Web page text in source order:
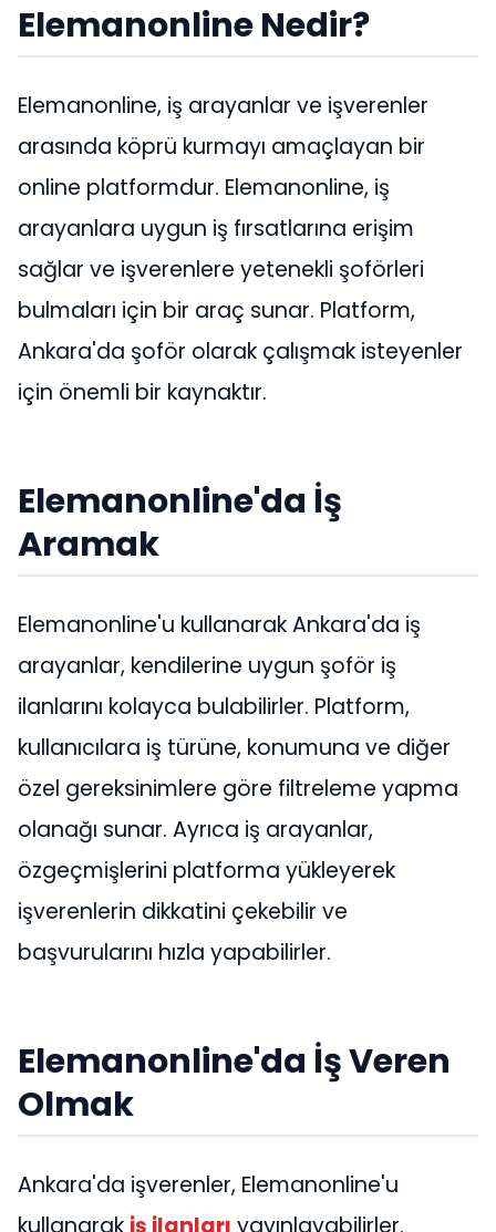
Elemanonline Nedir?
Elemanonline, iş arayanlar ve işverenler
arasında köprü kurmayı amaçlayan bir
online platformdur. Elemanonline, iş
arayanlara uygun iş fırsatlarına erişim
sağlar ve işverenlere yetenekli şoförleri
bulmaları için bir araç sunar. Platform,
Ankara'da şoför olarak çalışmak isteyenler
için önemli bir kaynaktır.
Elemanonline'da İş
Aramak
Elemanonline'u kullanarak Ankara'da iş
arayanlar, kendilerine uygun şoför iş
ilanlarını kolayca bulabilirler. Platform,
kullanıcılara iş türüne, konumuna ve diğer
özel gereksinimlere göre filtreleme yapma
olanağı sunar. Ayrıca iş arayanlar,
özgeçmişlerini platforma yükleyerek
işverenlerin dikkatini çekebilir ve
başvurularını hızla yapabilirler.
Elemanonline'da İş Veren
Olmak
Ankara'da işverenler, Elemanonline'u
kullanarak iş ilanları yayınlayabilirler.